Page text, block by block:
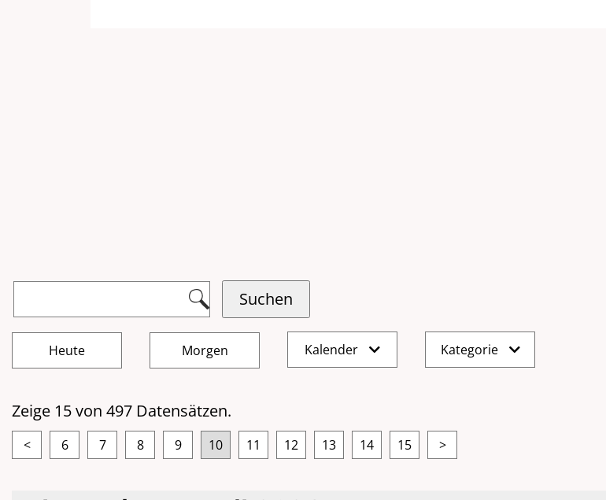
Kalender Kategorie
Zeige 15 von 497 Datensätzen.
< 6 7 8 9 10 11 12 13 14 15 >